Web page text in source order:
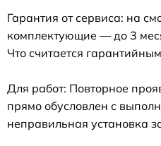
Гарантия от сервиса: на
комплектующие — до 3
Что считается
Для работ: Повторное
прямо обусловлен с
неправильная установка